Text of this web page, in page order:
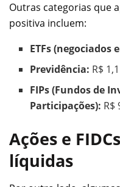
Outras categorias que
positiva incluem:
ETFs (negociados
Previdência: R$
FIPs (Fundos de
Participações): R$
Ações e
líquidas